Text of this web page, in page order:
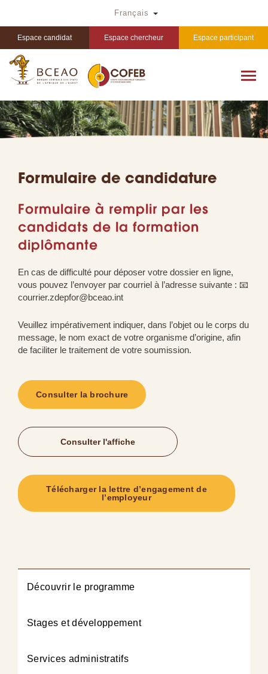
principal
Français Toggle Dropdown
Espace candidat Espace chercheur Espace participant
Formulaire de candidature
Formulaire à remplir par les
candidats de la formation
diplômante
En cas de difficulté pour déposer votre dossier en ligne,
vous pouvez l’envoyer par courriel à l’adresse suivante : 📧
courrier.zdepfor@bceao.int
Veuillez impérativement indiquer, dans l’objet ou le corps du
message, le nom exact de votre organisme d’origine, afin
de faciliter le traitement de votre soumission.
Consulter la brochure
Consulter l'affiche
Télécharger la lettre d’engagement de
l’employeur
Découvrir le programme
Stages et développement
Services administratifs